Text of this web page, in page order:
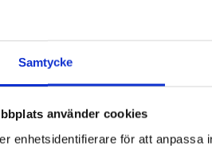
Samtycke
använder cookies
enhetsidentifierare för att anpassa